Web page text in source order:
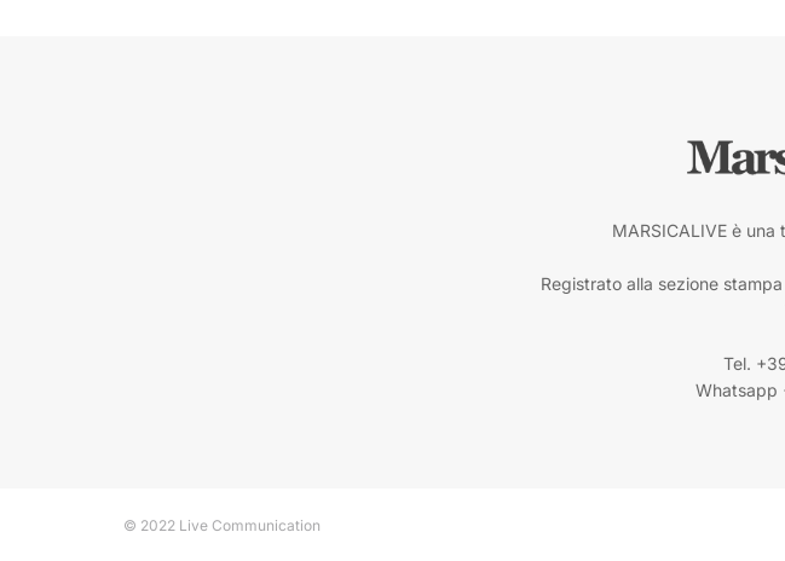
MARSICALIVE è
Registrato alla sezione
Tel.
Whatsapp
© 2022 Live Communication